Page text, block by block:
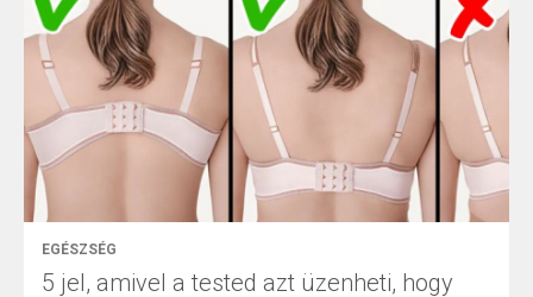
EGÉSZSÉG
5 jel, amivel a tested azt üzenheti, hogy